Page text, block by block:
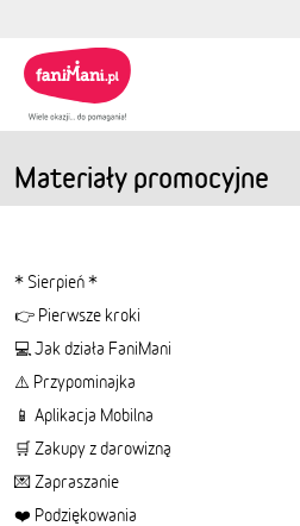
Materiały promocyjne
* Sierpień *
👉 Pierwsze kroki
💻 Jak działa FaniMani
⚠️ Przypominajka
📱 Aplikacja Mobilna
🛒 Zakupy z darowizną
💌 Zapraszanie
❤️ Podziękowania